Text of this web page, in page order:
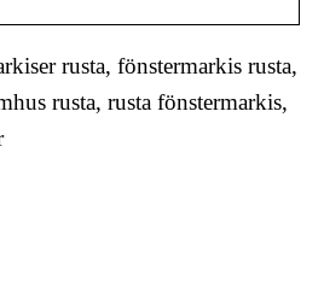
rusta, fönstermarkis rusta,
rusta, rusta fönstermarkis,